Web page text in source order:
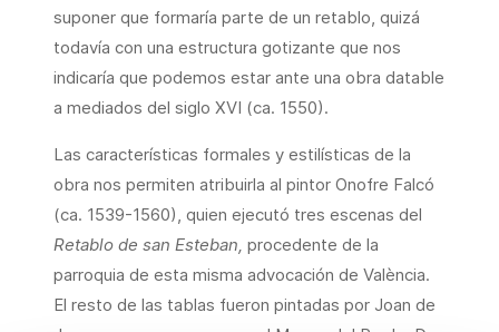
suponer que formaría parte de un retablo, quizá
todavía con una estructura gotizante que nos
indicaría que podemos estar ante una obra datable
a mediados del siglo XVI (ca. 1550).
Las características formales y estilísticas de la
obra nos permiten atribuirla al pintor Onofre Falcó
(ca. 1539-1560), quien ejecutó tres escenas del
Retablo de san Esteban, procedente de la
parroquia de esta misma advocación de València.
El resto de las tablas fueron pintadas por Joan de